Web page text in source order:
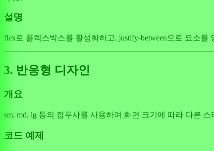
설명
flex로 플렉스박스를 활성화하고, justify-between으로 요소를
3. 반응형 디자인
개요
sm, md, lg 등의 접두사를 사용하여 화면 크기에 따라 다른
코드 예제